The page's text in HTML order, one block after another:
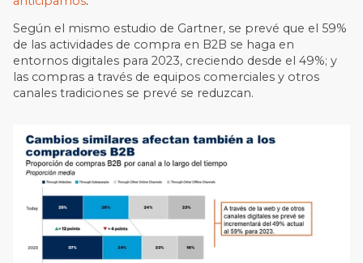
Según el mismo estudio de Gartner, se prevé que el 59%
de las actividades de compra en B2B se haga en
entornos digitales para 2023, creciendo desde el 49%; y
las compras a través de equipos comerciales y otros
canales tradiciones se prevé se reduzcan.